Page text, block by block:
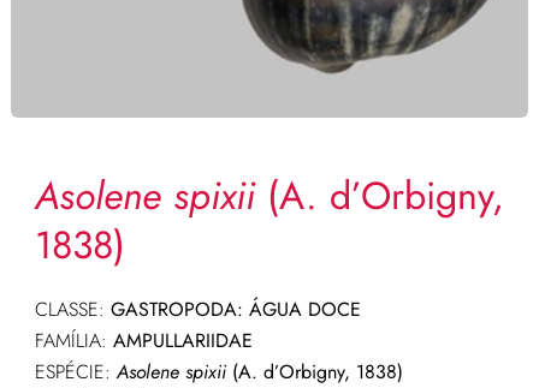
Asolene spixii (A. d’Orbigny,
1838)
CLASSE: GASTROPODA: ÁGUA DOCE
FAMÍLIA: AMPULLARIIDAE
ESPÉCIE:Asolene spixii(A. d’Orbigny, 1838)